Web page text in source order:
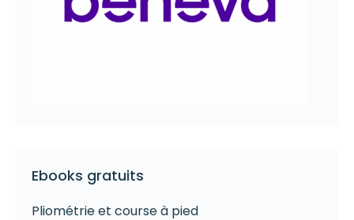
Ebooks gratuits
Pliométrie et course à pied